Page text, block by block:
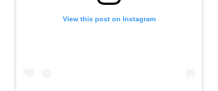
View this post on Instagram